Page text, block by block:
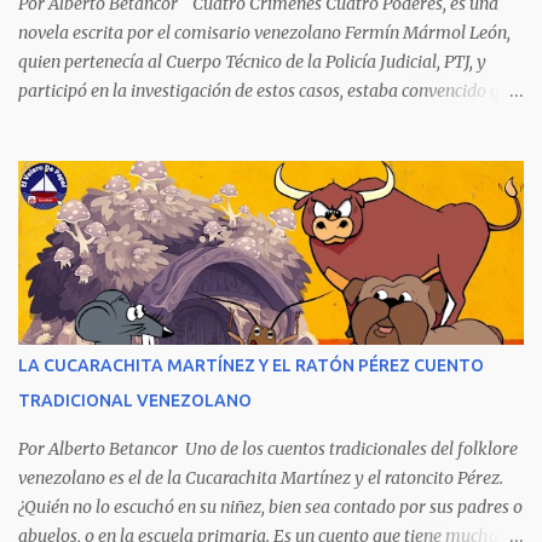
novela escrita por el comisario venezolano Fermín Mármol León,
quien pertenecía al Cuerpo Técnico de la Policía Judicial, PTJ, y
participó en la investigación de estos casos, estaba convencido que
Aunque la narración no es precisamente una obra literaria, esta
novela publicada en 1978 se transformó en un autentico Bestseller
venezolano al vender rápidamente tres ediciones por su
extraordinario contenido y detalla, cambiando los nombres de los
personajes, cuatro crímenes que conmocionaron a la sociedad
venezolana y cuyos presuntos autores quedaron en libertad, pese a
tener la policía pruebas e indicios suficientes de culpabilidad. La
porque refleja los males del poder judicial y de la sociedad
venezolana, tráfico...
LA CUCARACHITA MARTÍNEZ Y EL RATÓN PÉREZ CUENTO
TRADICIONAL VENEZOLANO
Por Alberto Betancor Uno de los cuentos tradicionales del folklore
venezolano es el de la Cucarachita Martínez y el ratoncito Pérez.
¿Quién no lo escuchó en su niñez, bien sea contado por sus padres o
abuelos, o en la escuela primaria. Es un cuento que tiene muchas